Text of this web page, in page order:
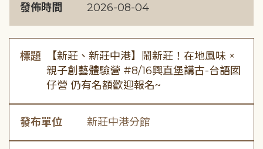
發佈時間 2026-08-04
標題
【新莊、新莊中港】鬧新莊！在地風味 ×
親子創藝體驗營 #8/16興直堡講古-台語囡
仔營 仍有名額歡迎報名~
發布單位 新莊中港分館